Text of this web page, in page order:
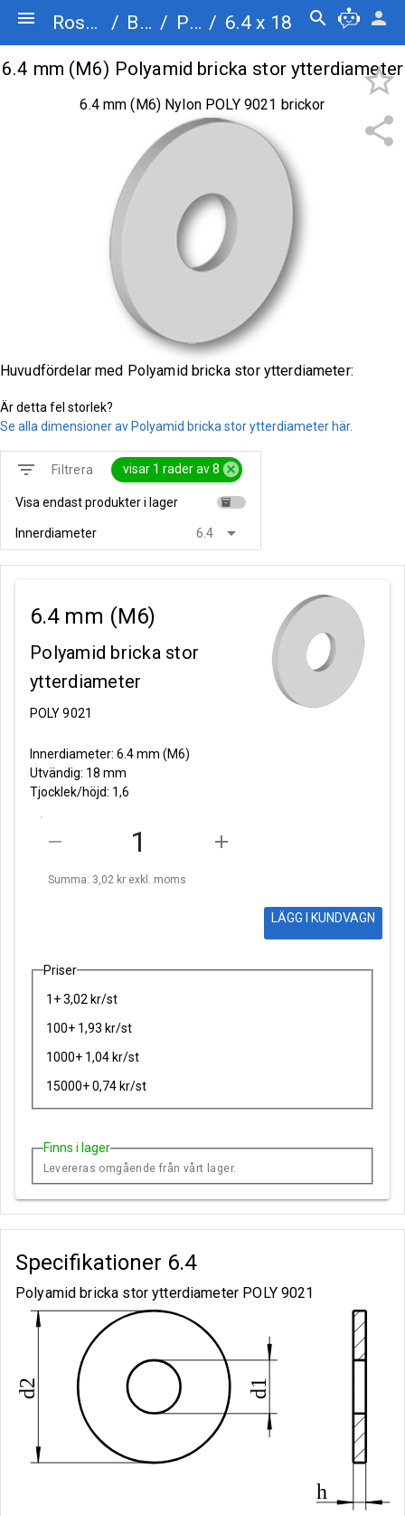
menu Rostfriskruv.se / Brickor / Polyamid bricka stor ytterdiameter / 6.4 x 18 search person
share
star_border
6.4 mm (M6) Polyamid bricka stor ytterdiameter
6.4 mm (M6) Nylon POLY 9021 brickor
Huvudfördelar med Polyamid bricka stor ytterdiameter:
Är detta fel storlek?
Se alla dimensioner av Polyamid bricka stor ytterdiameter här.
filter_list Filtrera visar 1 rader av 8 cancel
Visa endast produkter i lager inventory
Innerdiameter 6.4 arrow_drop_down
6.4 mm (M6)
Polyamid bricka stor
ytterdiameter
POLY 9021
Innerdiameter: 6.4 mm (M6)
Utvändig: 18 mm
Tjocklek/höjd: 1,6
remove add
Summa: 3,02 kr exkl. moms
LÄGG I KUNDVAGN
Priser
1+ 3,02 kr/st
100+ 1,93 kr/st
1000+ 1,04 kr/st
15000+ 0,74 kr/st
Finns i lager
Levereras omgående från vårt lager.
Specifikationer 6.4
Polyamid bricka stor ytterdiameter POLY 9021